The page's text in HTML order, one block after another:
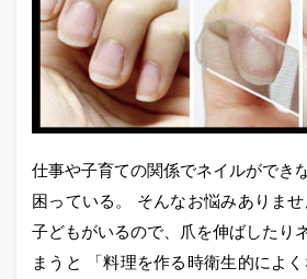
仕事や子育ての関係でネイルができ
困っている。 そんなお悩みありま
子どもがいるので、爪を伸ばしたり
まうと 「料理を作る時衛生的によ